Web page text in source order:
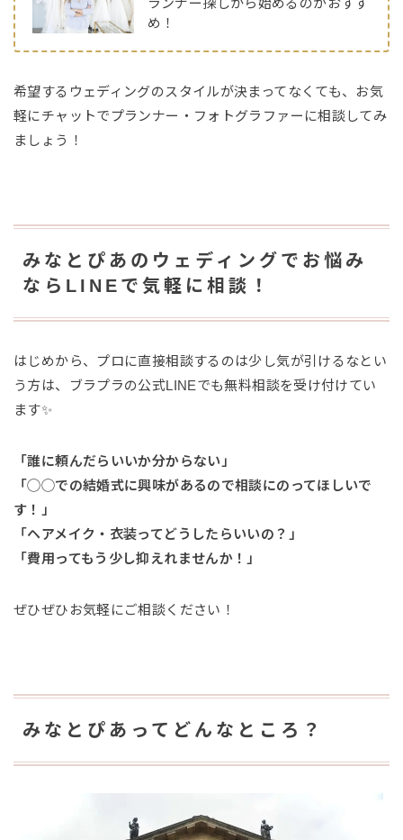
め！
希望するウェディングのスタイルが決まってなくても、お気
軽にチャットでプランナー・フォトグラファーに相談してみ
ましょう！
みなとぴあのウェディングでお悩み
ならLINEで気軽に相談！
はじめから、プロに直接相談するのは少し気が引けるなとい
う方は、ブラプラの公式LINEでも無料相談を受け付けてい
ます✨
「誰に頼んだらいいか分からない」
「◯◯での結婚式に興味があるので相談にのってほしいで
す！」
「ヘアメイク・衣装ってどうしたらいいの？」
「費用ってもう少し抑えれませんか！」
ぜひぜひお気軽にご相談ください！
みなとぴあってどんなところ？